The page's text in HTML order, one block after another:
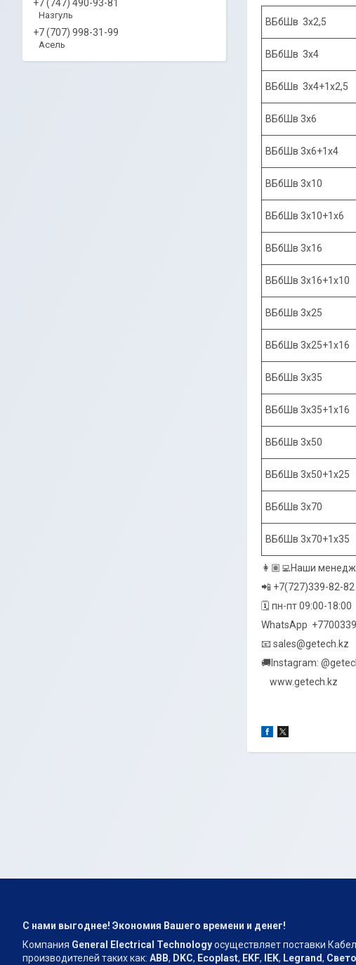
ВБбШв 3х2,5
ВБбШв 3х4
ВБбШв 3х4+1х2,5
ВБбШв 3х6
ВБбШв 3х6+1х4
ВБбШв 3х10
ВБбШв 3х10+1х6
ВБбШв 3х16
ВБбШв 3х16+1х10
ВБбШв 3х25
ВБбШв 3х25+1х16
ВБбШв 3х35
ВБбШв 3х35+1х16
ВБбШв 3х50
ВБбШв 3х50+1х25
ВБбШв 3х70
ВБбШв 3х70+1х35
👩🏽‍💻Наши
📲 +7(727)339-82-82
🗓 пн-пт 09:00-18:00
WhatsApp
📧 sales@getech.kz
🚚Instagram:
​ ​ ​ ​ www.getech.kz
+7 (747) 490-93-81
Назгуль
+7 (707) 998-31-99
Асель
С нами выгоднее! Экономия Вашего времени и денег!
Компания General Electrical Technologyосуществляет поставки
производителей таких как: АВВ, DKC, Ecoplast, EKF, IEK, Legrand,